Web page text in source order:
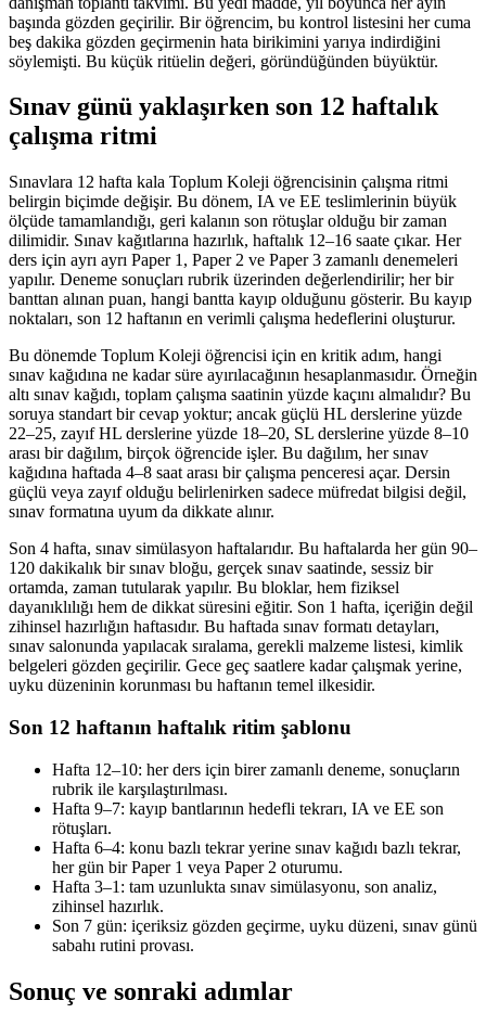
başında gözden geçirilir. Bir öğrencim, bu kontrol listesini her cuma
beş dakika gözden geçirmenin hata birikimini yarıya indirdiğini
söylemişti. Bu küçük ritüelin değeri, göründüğünden büyüktür.
Sınav günü yaklaşırken son 12 haftalık
çalışma ritmi
Sınavlara 12 hafta kala Toplum Koleji öğrencisinin çalışma ritmi
belirgin biçimde değişir. Bu dönem, IA ve EE teslimlerinin büyük
ölçüde tamamlandığı, geri kalanın son rötuşlar olduğu bir zaman
dilimidir. Sınav kağıtlarına hazırlık, haftalık 12–16 saate çıkar. Her
ders için ayrı ayrı Paper 1, Paper 2 ve Paper 3 zamanlı denemeleri
yapılır. Deneme sonuçları rubrik üzerinden değerlendirilir; her bir
banttan alınan puan, hangi bantta kayıp olduğunu gösterir. Bu kayıp
noktaları, son 12 haftanın en verimli çalışma hedeflerini oluşturur.
Bu dönemde Toplum Koleji öğrencisi için en kritik adım, hangi
sınav kağıdına ne kadar süre ayırılacağının hesaplanmasıdır. Örneğin
altı sınav kağıdı, toplam çalışma saatinin yüzde kaçını almalıdır? Bu
soruya standart bir cevap yoktur; ancak güçlü HL derslerine yüzde
22–25, zayıf HL derslerine yüzde 18–20, SL derslerine yüzde 8–10
arası bir dağılım, birçok öğrencide işler. Bu dağılım, her sınav
kağıdına haftada 4–8 saat arası bir çalışma penceresi açar. Dersin
güçlü veya zayıf olduğu belirlenirken sadece müfredat bilgisi değil,
sınav formatına uyum da dikkate alınır.
Son 4 hafta, sınav simülasyon haftalarıdır. Bu haftalarda her gün 90–
120 dakikalık bir sınav bloğu, gerçek sınav saatinde, sessiz bir
ortamda, zaman tutularak yapılır. Bu bloklar, hem fiziksel
dayanıklılığı hem de dikkat süresini eğitir. Son 1 hafta, içeriğin değil
zihinsel hazırlığın haftasıdır. Bu haftada sınav formatı detayları,
sınav salonunda yapılacak sıralama, gerekli malzeme listesi, kimlik
belgeleri gözden geçirilir. Gece geç saatlere kadar çalışmak yerine,
uyku düzeninin korunması bu haftanın temel ilkesidir.
Son 12 haftanın haftalık ritim şablonu
Hafta 12–10: her ders için birer zamanlı deneme, sonuçların
rubrik ile karşılaştırılması.
Hafta 9–7: kayıp bantlarının hedefli tekrarı, IA ve EE son
rötuşları.
Hafta 6–4: konu bazlı tekrar yerine sınav kağıdı bazlı tekrar,
her gün bir Paper 1 veya Paper 2 oturumu.
Hafta 3–1: tam uzunlukta sınav simülasyonu, son analiz,
zihinsel hazırlık.
Son 7 gün: içeriksiz gözden geçirme, uyku düzeni, sınav günü
sabahı rutini provası.
Sonuç ve sonraki adımlar